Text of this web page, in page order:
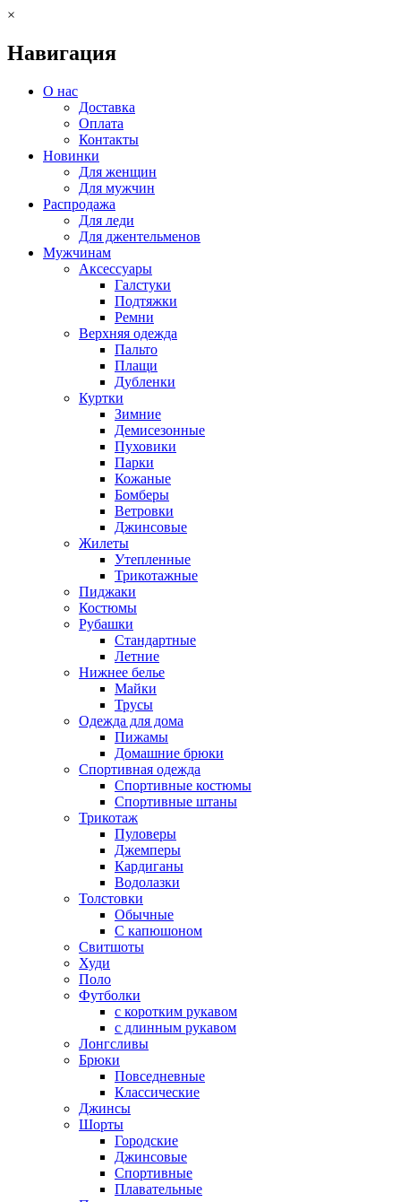
×
Навигация
О нас
Доставка
Оплата
Контакты
Новинки
Для женщин
Для мужчин
Распродажа
Для леди
Для джентельменов
Мужчинам
Аксессуары
Галстуки
Подтяжки
Ремни
Верхняя одежда
Пальто
Плащи
Дубленки
Куртки
Зимние
Демисезонные
Пуховики
Парки
Кожаные
Бомберы
Ветровки
Джинсовые
Жилеты
Утепленные
Трикотажные
Пиджаки
Костюмы
Рубашки
Стандартные
Летние
Нижнее белье
Майки
Трусы
Одежда для дома
Пижамы
Домашние брюки
Спортивная одежда
Спортивные костюмы
Спортивные штаны
Трикотаж
Пуловеры
Джемперы
Кардиганы
Водолазки
Толстовки
Обычные
С капюшоном
Свитшоты
Худи
Поло
Футболки
с коротким рукавом
с длинным рукавом
Лонгсливы
Брюки
Повседневные
Классические
Джинсы
Шорты
Городские
Джинсовые
Спортивные
Плавательные